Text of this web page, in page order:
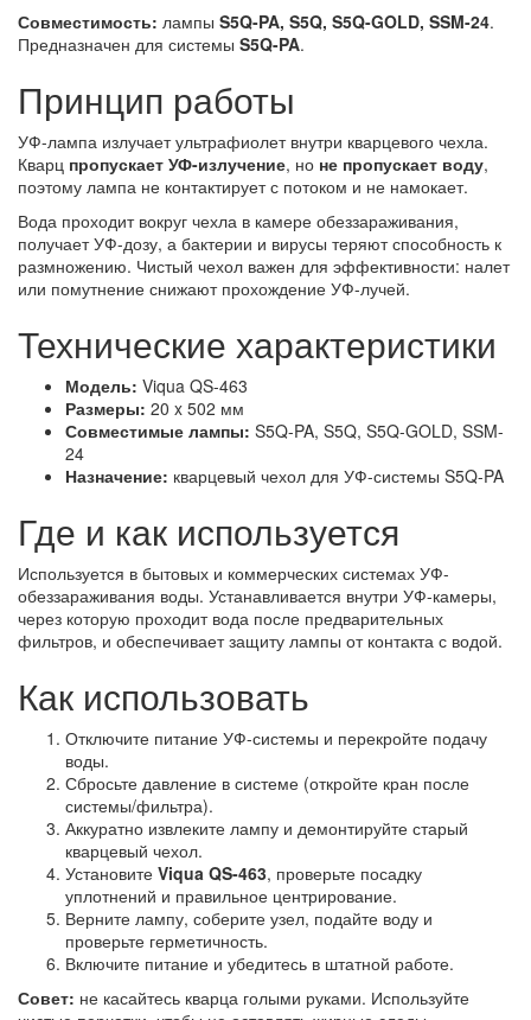
Совместимость: лампы S5Q-PA, S5Q, S5Q-GOLD, SSM-24.
Предназначен для системы S5Q-PA.
Принцип работы
УФ-лампа излучает ультрафиолет внутри кварцевого чехла.
Кварц пропускает УФ-излучение, но не пропускает воду,
поэтому лампа не контактирует с потоком и не намокает.
Вода проходит вокруг чехла в камере обеззараживания,
получает УФ-дозу, а бактерии и вирусы теряют способность к
размножению. Чистый чехол важен для эффективности: налет
или помутнение снижают прохождение УФ-лучей.
Технические характеристики
Модель: Viqua QS-463
Размеры: 20 x 502 мм
Совместимые лампы: S5Q-PA, S5Q, S5Q-GOLD, SSM-
24
Назначение: кварцевый чехол для УФ-системы S5Q-PA
Где и как используется
Используется в бытовых и коммерческих системах УФ-
обеззараживания воды. Устанавливается внутри УФ-камеры,
через которую проходит вода после предварительных
фильтров, и обеспечивает защиту лампы от контакта с водой.
Как использовать
Отключите питание УФ-системы и перекройте подачу
воды.
Сбросьте давление в системе (откройте кран после
системы/фильтра).
Аккуратно извлеките лампу и демонтируйте старый
кварцевый чехол.
Установите Viqua QS-463, проверьте посадку
уплотнений и правильное центрирование.
Верните лампу, соберите узел, подайте воду и
проверьте герметичность.
Включите питание и убедитесь в штатной работе.
Совет: не касайтесь кварца голыми руками. Используйте